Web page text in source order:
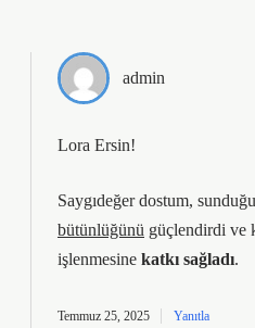
admin
Lora Ersin!
Saygıdeğer dostum,
bütünlüğünü güçlendirdi ve
işlenmesine katkı sağladı.
Temmuz 25, 2025 Yanıtla